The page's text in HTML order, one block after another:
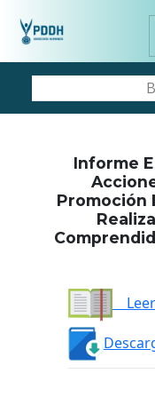
Informe
Promoción
Leer